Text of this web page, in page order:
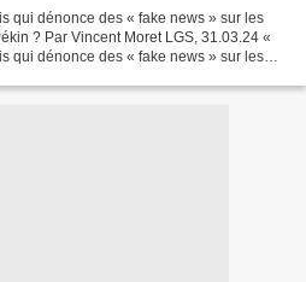
qui dénonce des « fake news » sur les
? Par Vincent Moret LGS, 31.03.24 «
qui dénonce des « fake news » sur les